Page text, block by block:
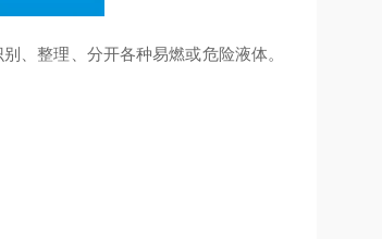
、整理、分开各种易燃或危险液体。